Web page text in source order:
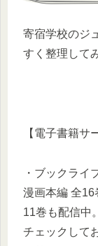
寄宿学校のジ
すく整理して
【電子書籍サ
・ブックライ
漫画本編 全16
11巻も配信中
チェックして